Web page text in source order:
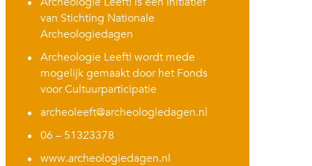
van Stichting Nationale
Archeologiedagen
Archeologie Leeft! wordt mede
mogelijk gemaakt door het Fonds
voor Cultuurparticipatie
archeoleeft@archeologiedagen.nl
06 – 51323378
www.archeologiedagen.nl